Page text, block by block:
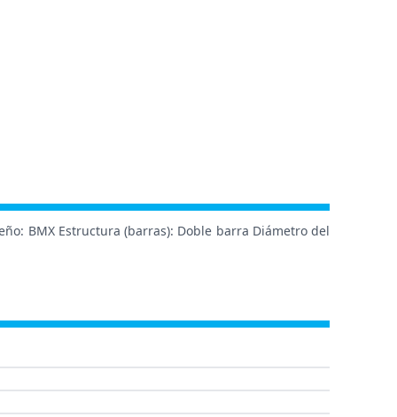
BMX Estructura (barras): Doble barra Diámetro del